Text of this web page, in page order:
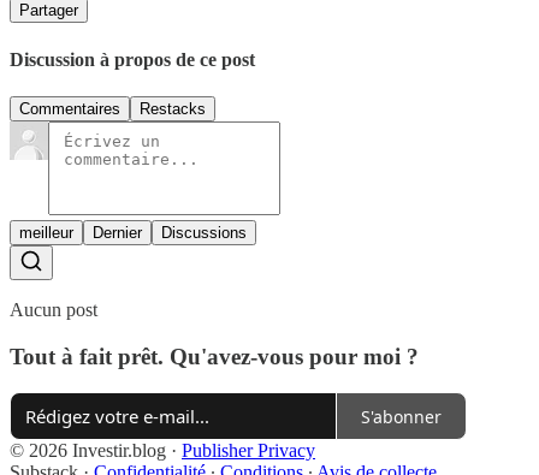
Partager
Discussion à propos de ce post
Commentaires Restacks
meilleur Dernier Discussions
Aucun post
Tout à fait prêt. Qu'avez-vous pour moi ?
S'abonner
© 2026 Investir.blog · Publisher Privacy